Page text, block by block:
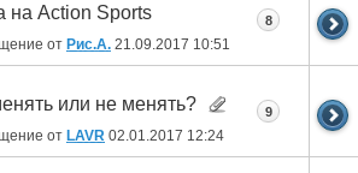
на Action Sports
от Рис.А. 21.09.2017 10:51
8
или не менять?
от LAVR 02.01.2017 12:24
9